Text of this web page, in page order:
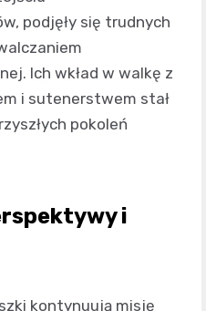
podjęły się trudnych
Ich wkład w walkę z
i sutenerstwem stał
pokoleń
i
kontynuują misję